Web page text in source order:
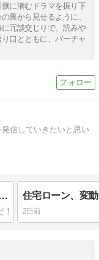
に潜むドラマを掘り下
裏から見せるように、
冗談交じりで、読みや
口とともに、バーチャ
信していきたいと思い
日本だけ?G7諸国の賃金データを徹底比較
2日前